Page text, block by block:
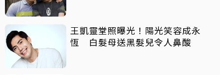
王凱靈堂照曝光！陽光笑容成永
恆 白髮母送黑髮兒令人鼻酸